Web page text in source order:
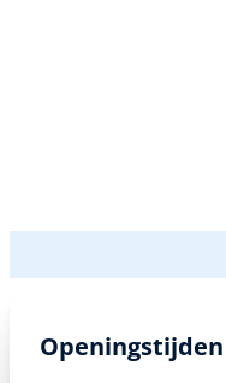
Openingstijden